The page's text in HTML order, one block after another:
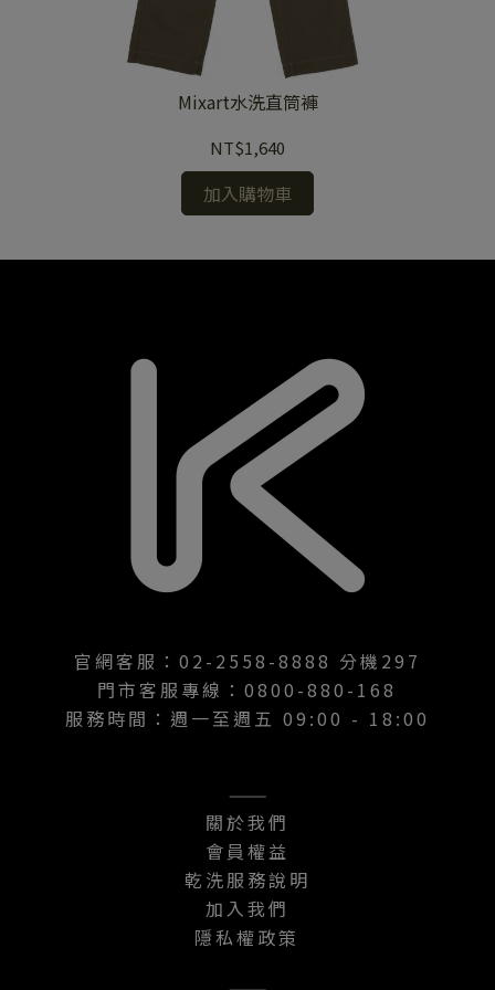
Mixart水洗直筒褲
NT$1,640
加入購物車
官網客服：02-2558-8888 分機297
門市客服專線：0800-880-168
服務時間：週一至週五 09:00 - 18:00
———
關於我們
會員權益
乾洗服務說明
加入我們
隱私權政策